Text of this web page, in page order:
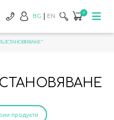
BG EN 0
продукти